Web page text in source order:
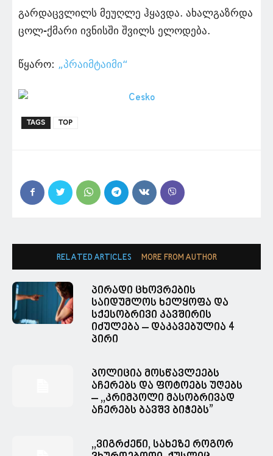
გარდაცვლილს მეუღლე ჰყავდა. ახალგაზრდა
ცოლ-ქმარი ივნისში შვილს ელოდება.
წყარო: „პრაიმტაიმი“
TAGS TOP
RELATED ARTICLES MORE FROM AUTHOR
პირადი ცხოვრების
საიდუმლოს ხელყოფა და
სქესობრივი კავშირის
იძულება – დაკავებულია 4
პირი
პოლიცია მოსწავლეებს
აჩერებს და ფოტოებს უღებს
– ,,კრიმპოლი მასობრივად
აჩერებს ბავშვ ბიჭებს”
,,ვიგრძენი, სახეზე როგორ